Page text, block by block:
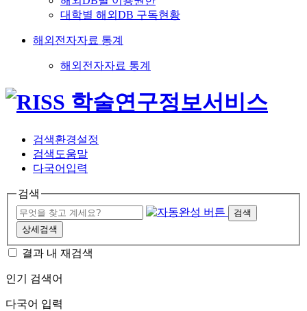
대학별 해외DB 구독현황
해외전자자료 통계
해외전자자료 통계
검색환경설정
검색도움말
다국어입력
검색
검색
상세검색
결과 내 재검색
인기 검색어
다국어 입력